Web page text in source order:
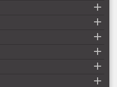





